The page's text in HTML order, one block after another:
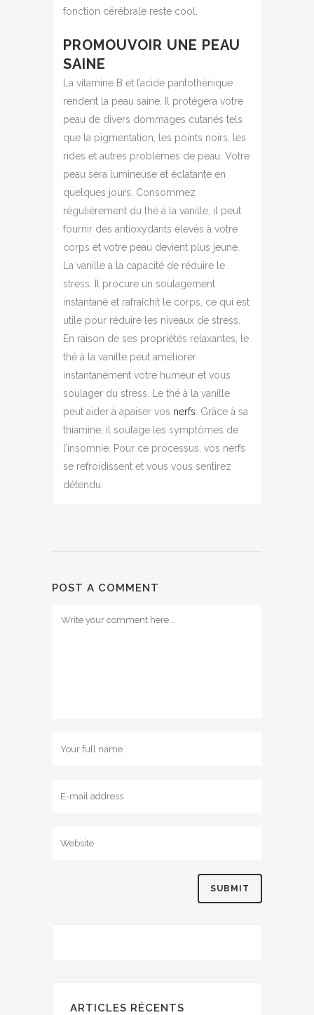
fonction cérébrale reste cool.
PROMOUVOIR UNE PEAU
SAINE
La vitamine B et l’acide pantothénique
rendent la peau saine. Il protégera votre
peau de divers dommages cutanés tels
que la pigmentation, les points noirs, les
rides et autres problèmes de peau. Votre
peau sera lumineuse et éclatante en
quelques jours. Consommez
régulièrement du thé à la vanille, il peut
fournir des antioxydants élevés à votre
corps et votre peau devient plus jeune.
La vanille a la capacité de réduire le
stress. Il procure un soulagement
instantané et rafraîchit le corps, ce qui est
utile pour réduire les niveaux de stress.
En raison de ses propriétés relaxantes, le
thé à la vanille peut améliorer
instantanément votre humeur et vous
soulager du stress. Le thé à la vanille
peut aider à apaiser vos nerfs . Grâce à sa
thiamine, il soulage les symptômes de
l’insomnie. Pour ce processus, vos nerfs
se refroidissent et vous vous sentirez
détendu.
POST A COMMENT
ARTICLES RÉCENTS